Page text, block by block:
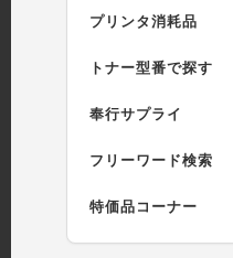
プリンタ消耗品
トナー型番で探す
奉行サプライ
フリーワード検索
特価品コーナー